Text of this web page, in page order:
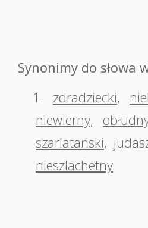
Synonimy do słowa
1.
zdradziecki,
niewierny,
szarlatański,
nieszlachetny